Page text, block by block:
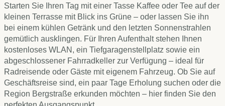
Starten Sie Ihren Tag mit einer Tasse Kaffee oder Tee auf der
kleinen Terrasse mit Blick ins Grüne – oder lassen Sie ihn
bei einem kühlen Getränk und den letzten Sonnenstrahlen
gemütlich ausklingen. Für Ihren Aufenthalt stehen Ihnen
kostenloses WLAN, ein Tiefgaragenstellplatz sowie ein
abgeschlossener Fahrradkeller zur Verfügung – ideal für
Radreisende oder Gäste mit eigenem Fahrzeug. Ob Sie auf
Geschäftsreise sind, ein paar Tage Erholung suchen oder die
Region Bergstraße erkunden möchten – hier finden Sie den